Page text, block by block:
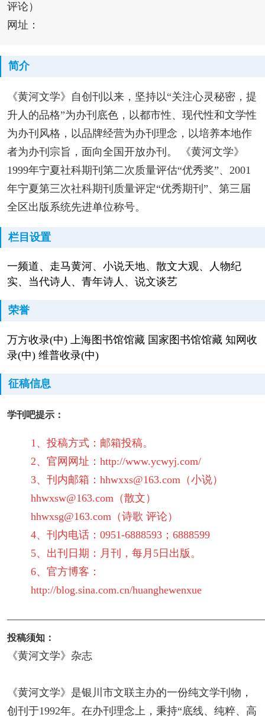
评论）
网址：
简介
《黄河文学》自创刊以来，坚持以“关注心灵秘密，提
升人的品格”为办刊底色，以都市性、现代性和文学性
为办刊风格，以品牌经营为办刊理念，以培养本地作
者为办刊宗旨，面向全国开放办刊。 《黄河文学》
1999年宁夏社科期刊第二次质量评估“优秀奖”、2001
年宁夏第三次社科期刊质量评定“优秀期刊”、第三届
全区出版系统先进单位称号。
栏目设置
一频道、走马黄河、小说天地、散文大观、人物纪
实、当代诗人、青年诗人、说文谈艺
荣誉
万方收录(中) 上海图书馆馆藏 国家图书馆馆藏 知网收
录(中) 维普收录(中)
征稿信息
学刊吧提示：
1、投稿方式：邮箱投稿。
2、官网网址： http://www.ycwyj.com/
3、刊内邮箱： hhwxxs@163.com（小说）
hhwxsw@163.com（散文）
hhwxsg@163.com（诗歌 评论）
4、刊内电话：0951-6888593；6888599
5、出刊日期：月刊，每月5日出版。
6、官方博客：
http://blog.sina.com.cn/huanghewenxue
投稿须知：
《黄河文学》杂志
《黄河文学》是银川市文联主办的一份纯文学刊物，
创刊于1992年。在办刊理念上，秉持“底线、纯粹、高